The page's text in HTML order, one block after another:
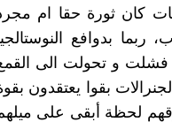
كان ثورة حقا ام
بدوافع
فشلت و تحولت الى
بقوا يعتقدون
لحظة أبقى على